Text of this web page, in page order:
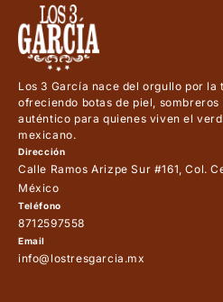
Los 3 García nace del orgullo por la
ofreciendo botas de piel,
auténtico para quienes viven el
mexicano.
Dirección
Calle Ramos Arizpe Sur #161, Col.
México
Teléfono
8712597558
Email
info@lostresgarcia.mx